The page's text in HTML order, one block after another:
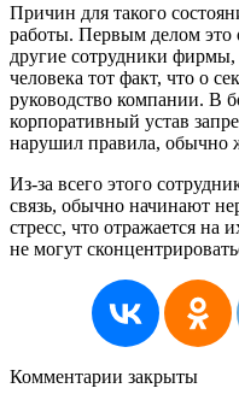
Причин для такого
работы. Первым делом это
другие сотрудники
человека тот факт, что о
руководство компании. В
корпоративный устав
нарушил правила, обычно
Из-за всего этого
связь, обычно начинают
стресс, что отражается на
не могут
Комментарии закрыты